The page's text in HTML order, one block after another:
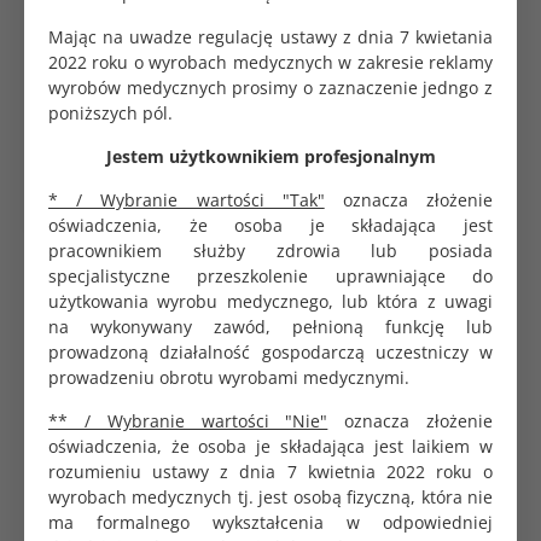
Mając na uwadze regulację ustawy z dnia 7 kwietania
2022 roku o wyrobach medycznych w zakresie reklamy
wyrobów medycznych prosimy o zaznaczenie jedngo z
poniższych pól.
Jestem użytkownikiem profesjonalnym
* / Wybranie wartości "Tak" oznacza złożenie
oświadczenia, że osoba je składająca jest
pracownikiem służby zdrowia lub posiada
specjalistyczne przeszkolenie uprawniające do
użytkowania wyrobu medycznego, lub która z uwagi
na wykonywany zawód, pełnioną funkcję lub
prowadzoną działalność gospodarczą uczestniczy w
prowadzeniu obrotu wyrobami medycznymi.
** / Wybranie wartości "Nie" oznacza złożenie
oświadczenia, że osoba je składająca jest laikiem w
rozumieniu ustawy z dnia 7 kwietnia 2022 roku o
wyrobach medycznych tj. jest osobą fizyczną, która nie
ma formalnego wykształcenia w odpowiedniej
Wyrób Sterylny
Rozmiar 0.45x16 mm 26G
Dane logistyczne
Opakowanie jednostkowe 100 szt.
Igły iniekcyjne przeznaczone są do wkłuć podskórnych,
domięśniowych oraz dożylnych.
Specyfikacja
Ultracienka ścianka rurki ze stali nierdzewnej
Precyzyjnie wykonane ostrze
Szlifowane elektro-mechanicznie
Zwiększony poślizg i łatwa penetracja dzięki
technologii suchej silikonizacji (olej silikonowy)
Półprzeźroczyste nasadki, wykonane z